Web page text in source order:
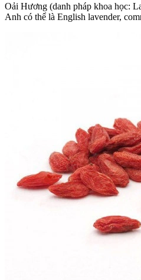
Oải Hương (danh pháp khoa học:
Anh có thể là English lavender,